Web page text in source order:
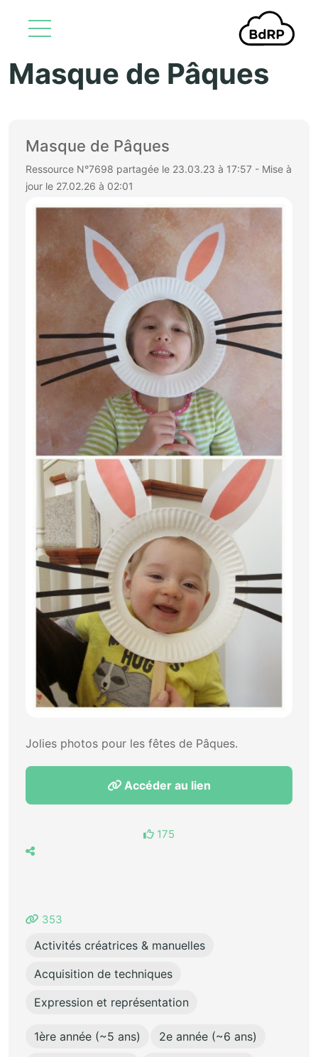
Aller au contenu principal
Masque de Pâques
Masque de Pâques
Ressource N°7698 partagée le 23.03.23 à 17:57 - Mise à
jour le 27.02.26 à 02:01
Jolies photos pour les fêtes de Pâques.
Accéder au lien
175
353
Activités créatrices & manuelles
Acquisition de techniques
Expression et représentation
1ère année (~5 ans)
2e année (~6 ans)